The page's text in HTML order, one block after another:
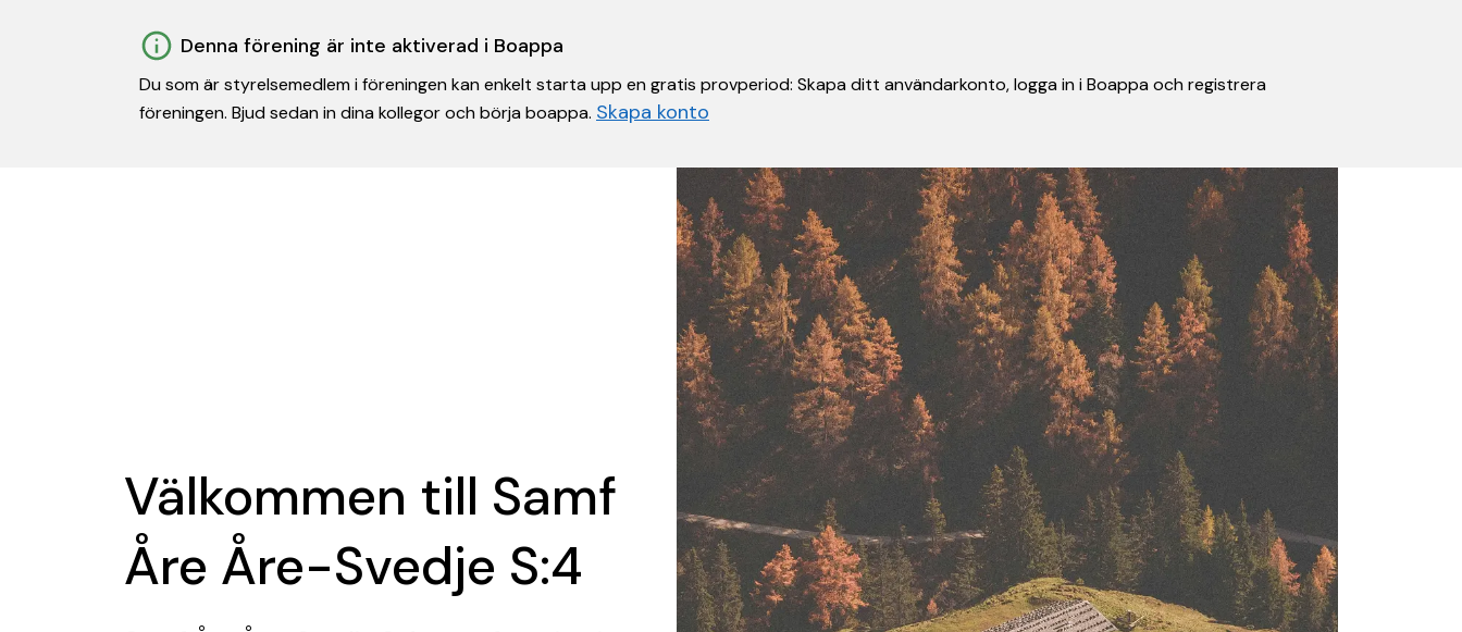
Denna förening är inte aktiverad i Boappa
Du som är styrelsemedlem i föreningen kan enkelt starta upp en gratis provperiod: Skapa ditt användarkonto, logga in i Boappa och registrera
föreningen. Bjud sedan in dina kollegor och börja boappa. Skapa konto
Välkommen till Samf
Åre Åre-Svedje S:4